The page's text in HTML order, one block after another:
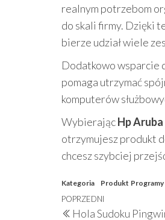
realnym potrzebom
do skali firmy. Dzięki
bierze udział wiele
Dodatkowo wsparcie
pomaga utrzymać
komputerów
WybierającHp
otrzymujesz produkt
chcesz szybciej
Kategoria Produkt
Nawigacja
Poprzedni
POPRZEDNI
Hola Sudoku